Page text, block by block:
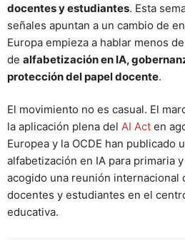
docentes y estudiantes. Esta
señales apuntan a un cambio de
Europa empieza a hablar menos
de alfabetización en IA,
protección del papel docente.
El movimiento no es casual. El
la aplicación plena del AI Act en
Europea y la OCDE han publicado
alfabetización en IA para primaria
acogido una reunión internacional
docentes y estudiantes en el
educativa.